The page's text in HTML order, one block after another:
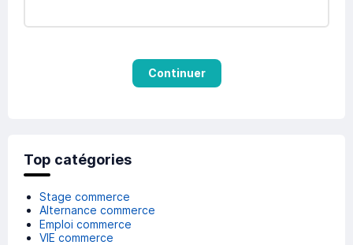
Continuer
Top catégories
Stage commerce
Alternance commerce
Emploi commerce
VIE commerce